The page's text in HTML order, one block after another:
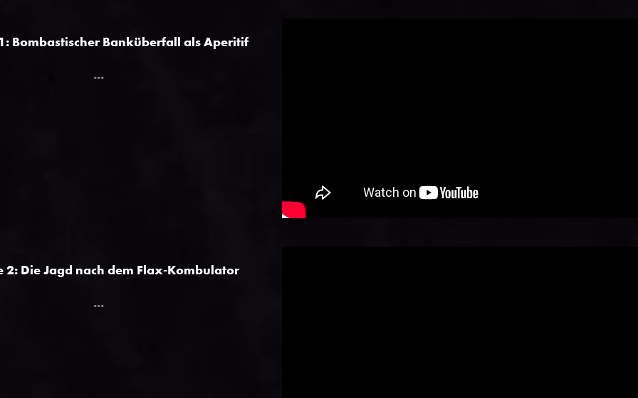
Bombastischer Banküberfall als Aperitif
...
2: Die Jagd nach dem Flax-Kombulator
...